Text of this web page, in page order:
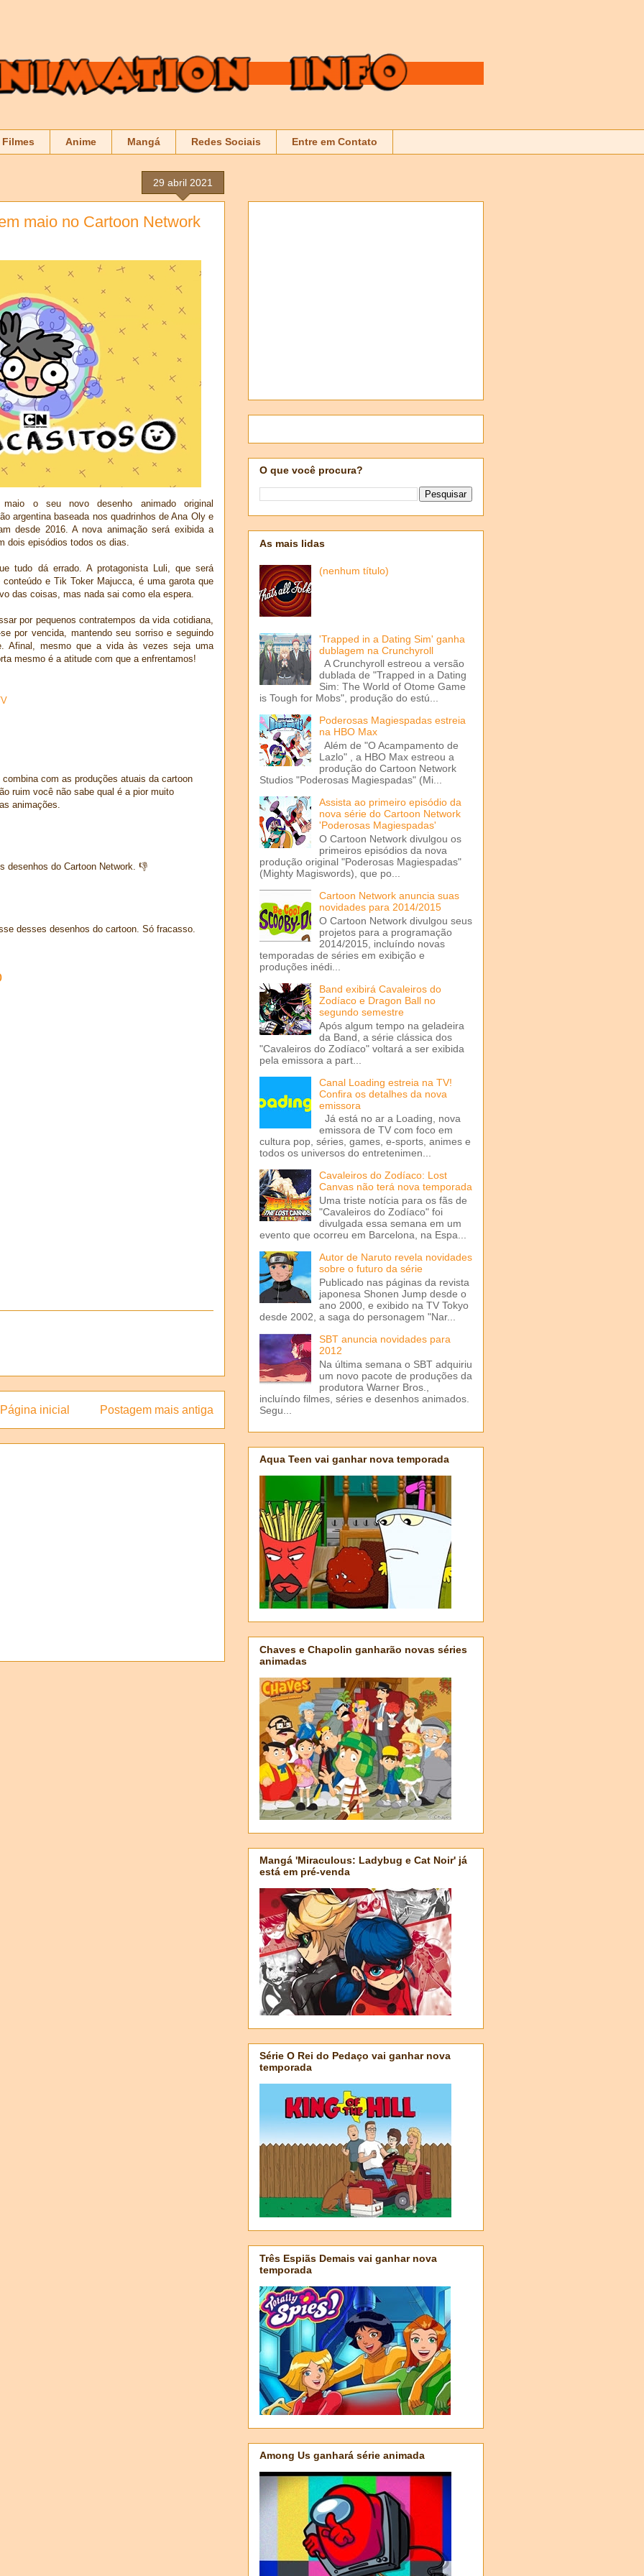
Filmes Anime Mangá Redes Sociais Entre em Contato
29 abril 2021
maio no Cartoon Network
o seu novo desenho animado original
argentina baseada nos quadrinhos de Ana Oly e
desde 2016. A nova animação será exibida a
dois episódios todos os dias.
tudo dá errado. A protagonista Luli, que será
e Tik Toker Majucca, é uma garota que
das coisas, mas nada sai como ela espera.
por pequenos contratempos da vida cotidiana,
por vencida, mantendo seu sorriso e seguindo
Afinal, mesmo que a vida às vezes seja uma
mesmo é a atitude com que a enfrentamos!
com as produções atuais da cartoon
ruim você não sabe qual é a pior muito
animações.
desenhos do Cartoon Network. 👎
desses desenhos do cartoon. Só fracasso.
Postagem mais antiga
Página inicial
O que você procura?
As mais lidas
(nenhum título)
'Trapped in a Dating Sim' ganha
dublagem na Crunchyroll
A Crunchyroll estreou a versão
dublada de "Trapped in a Dating
Sim: The World of Otome Game
is Tough for Mobs", produção do estú...
Poderosas Magiespadas estreia
na HBO Max
Além de "O Acampamento de
Lazlo" , a HBO Max estreou a
produção do Cartoon Network
Studios "Poderosas Magiespadas" (Mi...
Assista ao primeiro episódio da
nova série do Cartoon Network
'Poderosas Magiespadas'
O Cartoon Network divulgou os
primeiros episódios da nova
produção original "Poderosas Magiespadas"
(Mighty Magiswords), que po...
Cartoon Network anuncia suas
novidades para 2014/2015
O Cartoon Network divulgou seus
projetos para a programação
2014/2015, incluíndo novas
temporadas de séries em exibição e
produções inédi...
Band exibirá Cavaleiros do
Zodíaco e Dragon Ball no
segundo semestre
Após algum tempo na geladeira
da Band, a série clássica dos
"Cavaleiros do Zodíaco" voltará a ser exibida
pela emissora a part...
Canal Loading estreia na TV!
Confira os detalhes da nova
emissora
Já está no ar a Loading, nova
emissora de TV com foco em
cultura pop, séries, games, e-sports, animes e
todos os universos do entretenimen...
Cavaleiros do Zodíaco: Lost
Canvas não terá nova temporada
Uma triste notícia para os fãs de
"Cavaleiros do Zodíaco" foi
divulgada essa semana em um
evento que ocorreu em Barcelona, na Espa...
Autor de Naruto revela novidades
sobre o futuro da série
Publicado nas páginas da revista
japonesa Shonen Jump desde o
ano 2000, e exibido na TV Tokyo
desde 2002, a saga do personagem "Nar...
SBT anuncia novidades para
2012
Na última semana o SBT adquiriu
um novo pacote de produções da
produtora Warner Bros.,
incluíndo filmes, séries e desenhos animados.
Segu...
Aqua Teen vai ganhar nova temporada
Chaves e Chapolin ganharão novas séries
animadas
Mangá 'Miraculous: Ladybug e Cat Noir' já
está em pré-venda
Série O Rei do Pedaço vai ganhar nova
temporada
Três Espiãs Demais vai ganhar nova
temporada
Among Us ganhará série animada